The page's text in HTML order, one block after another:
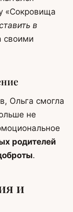
«Сокровища
в
своими
Ольга смогла
не
родителей
.
и